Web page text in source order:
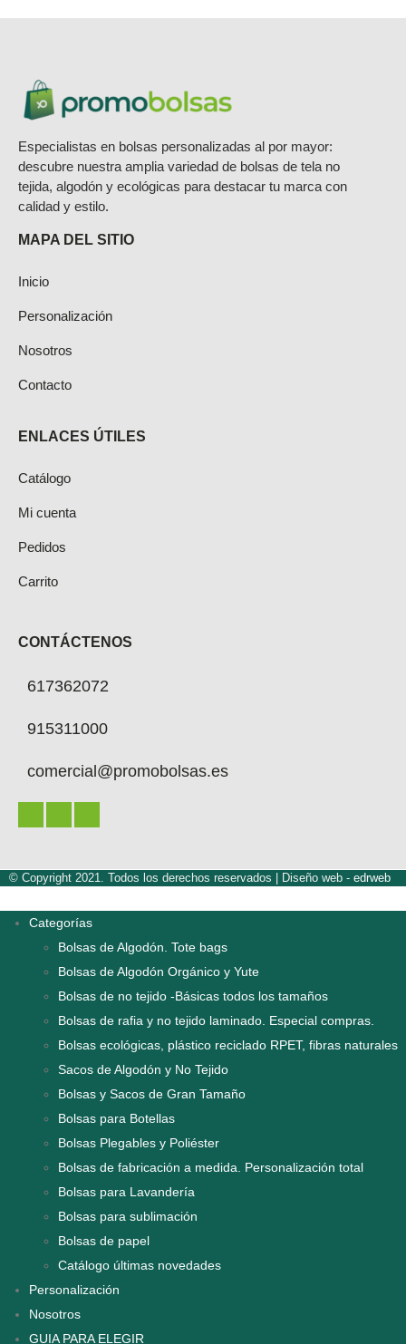
Especialistas en bolsas personalizadas al por mayor:
descubre nuestra amplia variedad de bolsas de tela no
tejida, algodón y ecológicas para destacar tu marca con
calidad y estilo.
MAPA DEL SITIO
Inicio
Personalización
Nosotros
Contacto
ENLACES ÚTILES
Catálogo
Mi cuenta
Pedidos
Carrito
CONTÁCTENOS
617362072
915311000
comercial@promobolsas.es
© Copyright 2021. Todos los derechos reservados | Diseño web - edrweb
Categorías
Bolsas de Algodón. Tote bags
Bolsas de Algodón Orgánico y Yute
Bolsas de no tejido -Básicas todos los tamaños
Bolsas de rafia y no tejido laminado. Especial compras.
Bolsas ecológicas, plástico reciclado RPET, fibras naturales
Sacos de Algodón y No Tejido
Bolsas y Sacos de Gran Tamaño
Bolsas para Botellas
Bolsas Plegables y Poliéster
Bolsas de fabricación a medida. Personalización total
Bolsas para Lavandería
Bolsas para sublimación
Bolsas de papel
Catálogo últimas novedades
Personalización
Nosotros
GUIA PARA ELEGIR